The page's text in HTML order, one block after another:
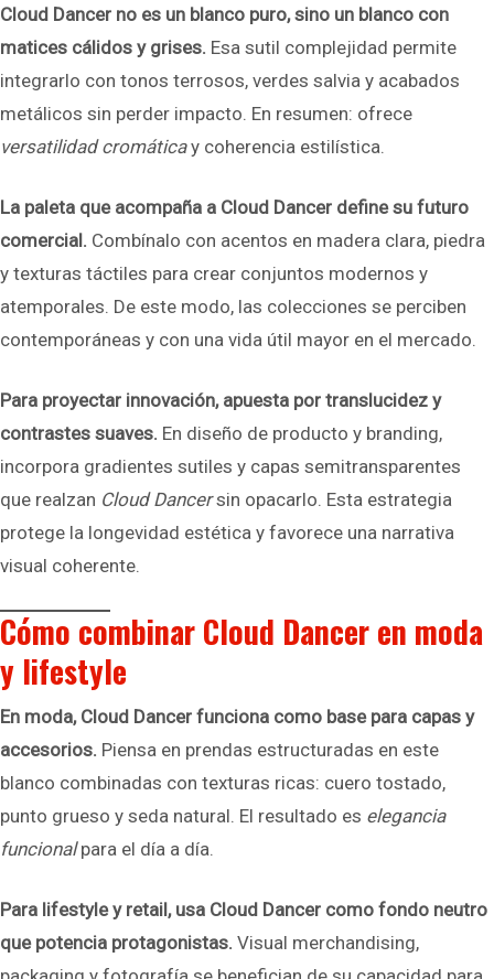
Cloud Dancer no es un blanco puro, sino un blanco con
matices cálidos y grises. Esa sutil complejidad permite
integrarlo con tonos terrosos, verdes salvia y acabados
metálicos sin perder impacto. En resumen: ofrece
versatilidad cromáticay coherencia estilística.
La paleta que acompaña a Cloud Dancer define su futuro
comercial. Combínalo con acentos en madera clara, piedra
y texturas táctiles para crear conjuntos modernos y
atemporales. De este modo, las colecciones se perciben
contemporáneas y con una vida útil mayor en el mercado.
Para proyectar innovación, apuesta por translucidez y
contrastes suaves. En diseño de producto y branding,
incorpora gradientes sutiles y capas semitransparentes
que realzan Cloud Dancersin opacarlo. Esta estrategia
protege la longevidad estética y favorece una narrativa
visual coherente.
Cómo combinar Cloud Dancer en moda
y lifestyle
En moda, Cloud Dancer funciona como base para capas y
accesorios. Piensa en prendas estructuradas en este
blanco combinadas con texturas ricas: cuero tostado,
punto grueso y seda natural. El resultado es elegancia
funcionalpara el día a día.
Para lifestyle y retail, usa Cloud Dancer como fondo neutro
que potencia protagonistas. Visual merchandising,